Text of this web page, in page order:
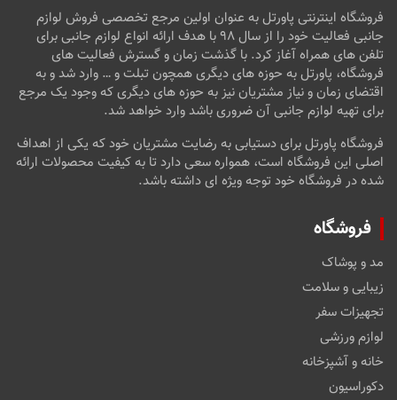
فروشگاه اینترنتی پاورتل به عنوان اولین مرجع تخصصی فروش لوازم
جانبی فعالیت خود را از سال ۹۸ با هدف ارائه انواع لوازم جانبی برای
تلفن های همراه آغاز کرد. با گذشت زمان و گسترش فعالیت های
فروشگاه، پاورتل به حوزه های دیگری همچون تبلت و … وارد شد و به
اقتضای زمان و نیاز مشتریان نیز به حوزه های دیگری که وجود یک مرجع
برای تهیه لوازم جانبی آن ضروری باشد وارد خواهد شد.
فروشگاه پاورتل برای دستیابی به رضایت مشتریان خود که یکی از اهداف
اصلی این فروشگاه است، همواره سعی دارد تا به کیفیت محصولات ارائه
شده در فروشگاه خود توجه ویژه ای داشته باشد.
فروشگاه
مد و پوشاک
زیبایی و سلامت
تجهیزات سفر
لوازم ورزشی
خانه و آشپزخانه
دکوراسیون